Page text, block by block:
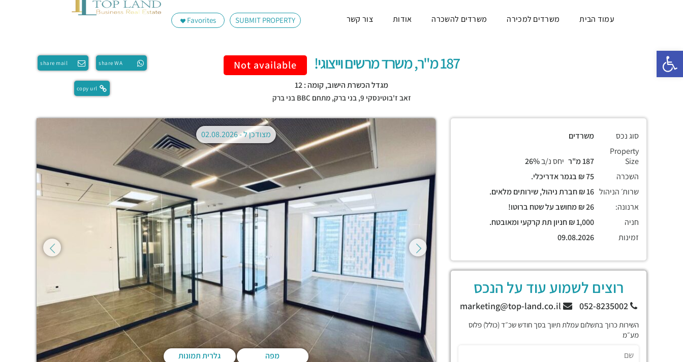
פתח סרגל נגישות
SUBMIT PROPERTY
Favorites עמוד הבית משרדים למכירה משרדים להשכרה אודות צור קשר
share WA
share mail
copy url
187 מ"ר, משרד מרשים וייצוגי! Not available
מגדל הכשרת הישוב, קומה : 12
זאב ז'בוטינסקי 9, בני ברק,מתחם BBC בני ברק
מפה גלרית תמונות
מצודכן ל -02.08.2026 סוג נכס
משרדים
Property
Size
יחס נ/ב
השכרה
שרות׳ הניהול
ארנונה:
חניה
זמינות
רוצים לשמוע עוד על הנכס
השירות כרוך בתשלום עמלת תיווך בסך חודש שכ״ד (כולל) פלוס
מע״מ